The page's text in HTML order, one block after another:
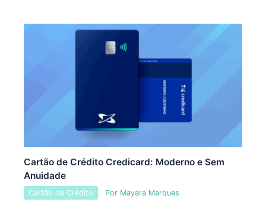
Cartão de Crédito Credicard: Moderno e Sem
Anuidade
Cartão de Crédito Por Mayara Marques